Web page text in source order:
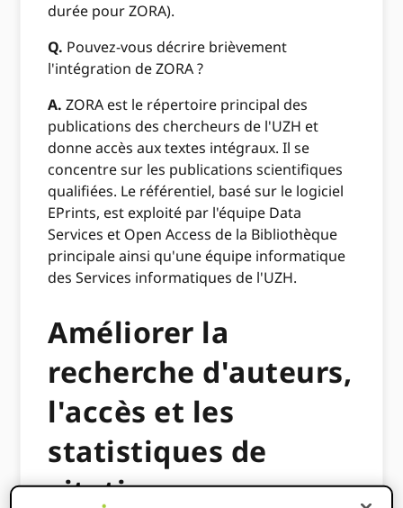
durée pour ZORA).
Q. Pouvez-vous décrire brièvement
l'intégration de ZORA ?
A.ZORA est le répertoire principal des
publications des chercheurs de l'UZH et
donne accès aux textes intégraux. Il se
concentre sur les publications scientifiques
qualifiées. Le référentiel, basé sur le logiciel
EPrints, est exploité par l'équipe Data
Services et Open Access de la Bibliothèque
principale ainsi qu'une équipe informatique
des Services informatiques de l'UZH.
Améliorer la
recherche d'auteurs,
l'accès et les
statistiques de
citations